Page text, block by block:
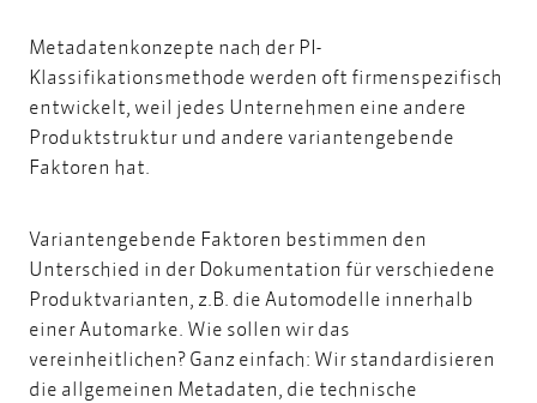
Metadatenkonzepte nach der PI-
Klassifikationsmethode werden oft firmenspezifisch
entwickelt, weil jedes Unternehmen eine andere
Produktstruktur und andere variantengebende
Faktoren hat.
Variantengebende Faktoren bestimmen den
Unterschied in der Dokumentation für verschiedene
Produktvarianten, z.B. die Automodelle innerhalb
einer Automarke. Wie sollen wir das
vereinheitlichen? Ganz einfach: Wir standardisieren
die allgemeinen Metadaten, die technische